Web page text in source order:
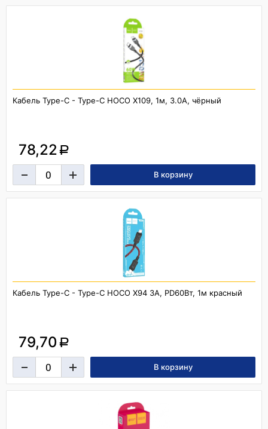
Кабель Type-C - Type-C HOCO X109, 1м, 3.0A, чёрный
78,22 a
Кабель Type-C - Type-C HOCO X94 3A, PD60Вт, 1м красный
79,70 a